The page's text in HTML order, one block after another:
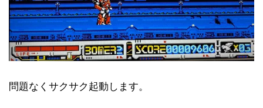
問題なくサクサク起動します。